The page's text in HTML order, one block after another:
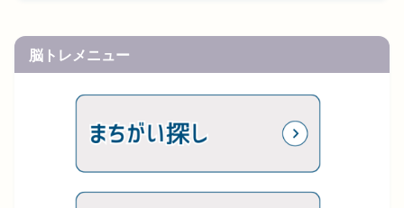
脳トレメニュー